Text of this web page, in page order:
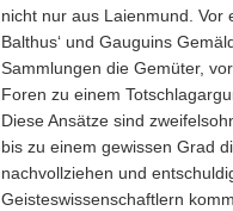
nicht nur aus Laienmund. Vor
Balthus‘ und Gauguins
Sammlungen die Gemüter,
Foren zu einem
Diese Ansätze sind
bis zu einem gewissen Grad
nachvollziehen und
Geisteswissenschaftlern